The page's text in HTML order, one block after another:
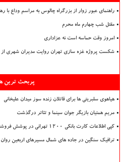
راهنمای عبور زوار از بزرگراه چالوس به مراسم وداع با
مقتل شب چهارم ماه محرم
امروز وقت حماسه است نه عزاداری
شکست پروژه غزه سازی تهران روایت مدیران شهری
پربحث ترین
هیاهوی سلبریتی ها برای قاتلان زنده سوز میدان علیخانی
مریم همتیان بازیگر جوان سینما و تئاتر درگذشت
کپی اطلاعات کارت بانکی ۱۲۰۰ تهرانی در پوشش فروشنده میوه
ترافیک سنگین در جاده های شمال مسیرهای اربعین